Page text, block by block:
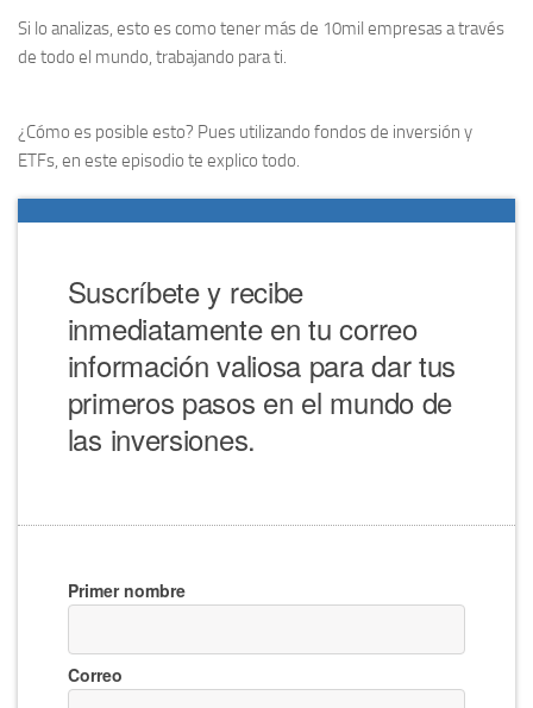
Si lo analizas, esto es como tener más de 10mil empresas a través
de todo el mundo, trabajando para ti.
¿Cómo es posible esto? Pues utilizando fondos de inversión y
ETFs, en este episodio te explico todo.
Suscríbete y recibe
inmediatamente en tu correo
información valiosa para dar tus
primeros pasos en el mundo de
las inversiones.
Primer nombre
Correo